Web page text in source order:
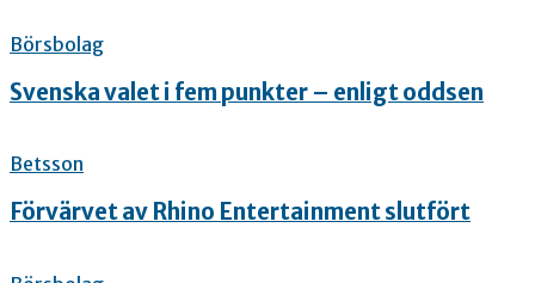
Börsbolag
Svenska valet i fem punkter – enligt oddsen
Betsson
Förvärvet av Rhino Entertainment slutfört